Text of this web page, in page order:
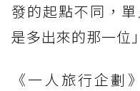
發的起點不同，
是多出來的那一位
《一人旅行企劃